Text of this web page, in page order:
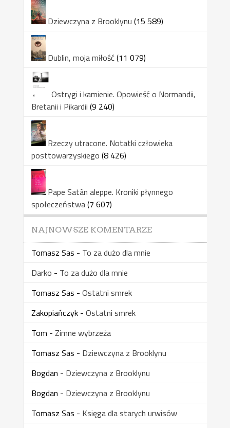
Dziewczyna z Brooklynu (15 589)
Dublin, moja miłość(11 079)
Ostrygi i kamienie. Opowieść o Normandii,
Bretanii i Pikardii (9 240)
Rzeczy utracone. Notatki człowieka
posttowarzyskiego (8 426)
Pape Satàn aleppe. Kroniki płynnego
społeczeństwa(7 607)
NAJNOWSZE KOMENTARZE
Tomasz Sas - To za dużo dla mnie
Darko - To za dużo dla mnie
Tomasz Sas - Ostatni smrek
Zakopiańczyk- Ostatni smrek
Tom - Zimne wybrzeża
Tomasz Sas - Dziewczyna z Brooklynu
Bogdan - Dziewczyna z Brooklynu
Bogdan - Dziewczyna z Brooklynu
Tomasz Sas - Księga dla starych urwisów